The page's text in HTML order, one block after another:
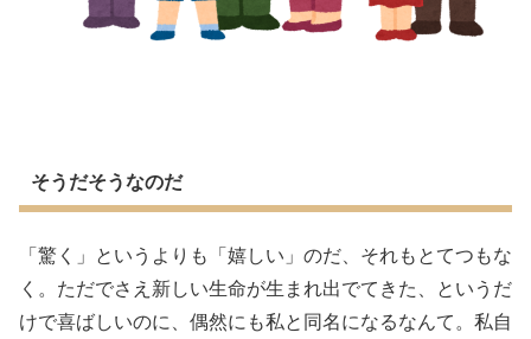
そうだそうなのだ
「驚く」というよりも「嬉しい」のだ、それもとてつもな
く。ただでさえ新しい生命が生まれ出でてきた、というだ
けで喜ばしいのに、偶然にも私と同名になるなんて。私自